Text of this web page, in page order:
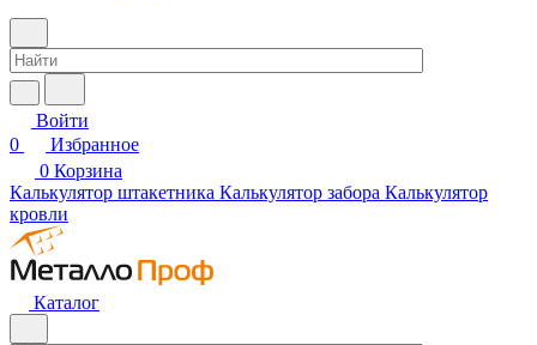
Войти
0
Избранное
0 Корзина
Калькулятор штакетника Калькулятор забора Калькулятор
кровли
Каталог